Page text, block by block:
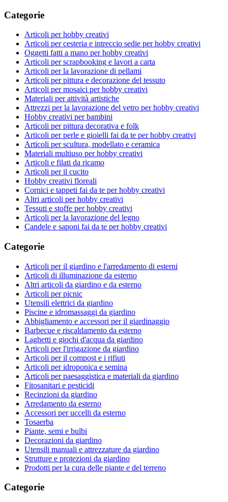
Categorie
Articoli per hobby creativi
Articoli per cesteria e intreccio sedie per hobby creativi
Oggetti fatti a mano per hobby creativi
Articoli per scrapbooking e lavori a carta
Articoli per la lavorazione di pellami
Articoli per pittura e decorazione del tessuto
Articoli per mosaici per hobby creativi
Materiali per attività artistiche
Attrezzi per la lavorazione del vetro per hobby creativi
Hobby creativi per bambini
Articoli per pittura decorativa e folk
Articoli per perle e gioielli fai da te per hobby creativi
Articoli per scultura, modellato e ceramica
Materiali multiuso per hobby creativi
Articoli e filati da ricamo
Articoli per il cucito
Hobby creativi floreali
Cornici e tappeti fai da te per hobby creativi
Altri articoli per hobby creativi
Tessuti e stoffe per hobby creativi
Articoli per la lavorazione del legno
Candele e saponi fai da te per hobby creativi
Categorie
Articoli per il giardino e l'arredamento di esterni
Articoli di illuminazione da esterno
Altri articoli da giardino e da esterno
Articoli per picnic
Utensili elettrici da giardino
Piscine e idromassaggi da giardino
Abbigliamento e accessori per il giardinaggio
Barbecue e riscaldamento da esterno
Laghetti e giochi d'acqua da giardino
Articoli per l'irrigazione da giardino
Articoli per il compost e i rifiuti
Articoli per idroponica e semina
Articoli per paesaggistica e materiali da giardino
Fitosanitari e pesticidi
Recinzioni da giardino
Arredamento da esterno
Accessori per uccelli da esterno
Tosaerba
Piante, semi e bulbi
Decorazioni da giardino
Utensili manuali e attrezzature da giardino
Strutture e protezioni da giardino
Prodotti per la cura delle piante e del terreno
Categorie